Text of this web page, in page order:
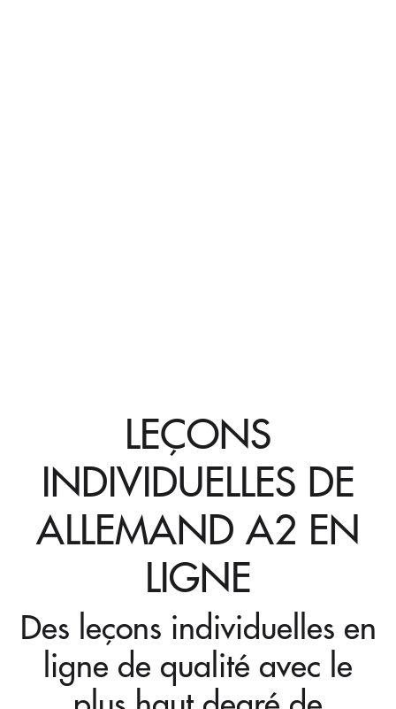
LEÇONS
INDIVIDUELLES DE
ALLEMAND A2 EN
LIGNE
Des leçons individuelles en
ligne de qualité avec le